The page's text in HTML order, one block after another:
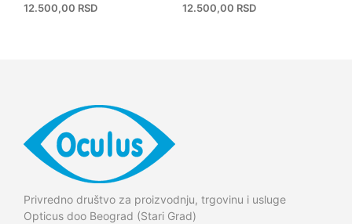
12.500,00 RSD
12.500,00 RSD
Privredno društvo za proizvodnju, trgovinu i usluge
Opticus doo Beograd (Stari Grad)